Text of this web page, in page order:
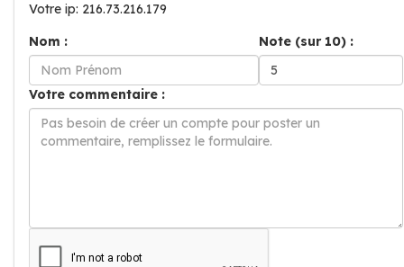
Votre ip: 216.73.216.179
Nom :
Note (sur 10) :
Votre commentaire :